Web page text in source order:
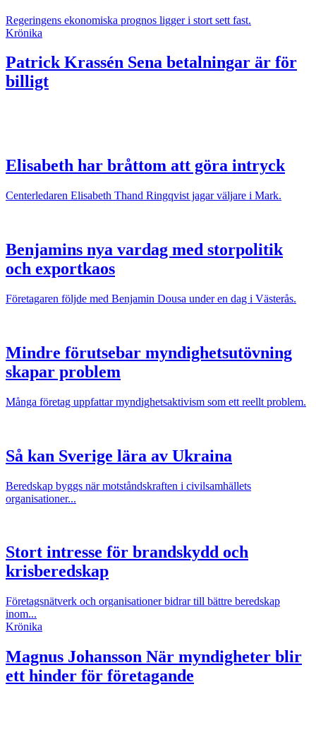
Regeringens ekonomiska prognos ligger i stort sett fast.
Krönika
Patrick Krassén Sena betalningar är för
billigt
Elisabeth har bråttom att göra intryck
Centerledaren Elisabeth Thand Ringqvist jagar väljare i Mark.
Benjamins nya vardag med storpolitik
och exportkaos
Företagaren följde med Benjamin Dousa under en dag i Västerås.
Mindre förutsebar myndighetsutövning
skapar problem
Många företag uppfattar myndighetsaktivism som ett reellt problem.
Så kan Sverige lära av Ukraina
Beredskap byggs när motståndskraften i civilsamhällets
organisationer...
Stort intresse för brandskydd och
krisberedskap
Företagsnätverk och organisationer bidrar till bättre beredskap
inom...
Krönika
Magnus Johansson När myndigheter blir
ett hinder för företagande